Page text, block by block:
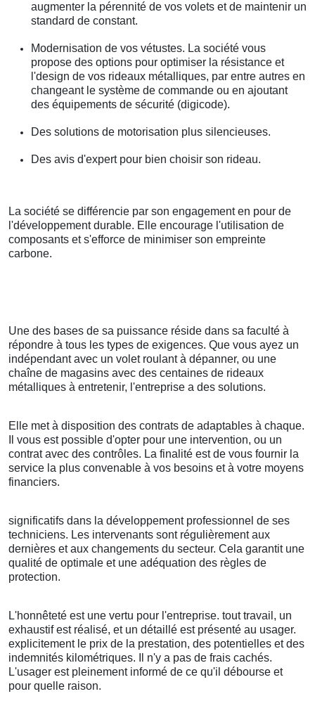
augmenter la pérennité de vos volets et de maintenir un
standard de constant.
Modernisation de vos vétustes. La société vous
propose des options pour optimiser la résistance et
l'design de vos rideaux métalliques, par entre autres en
changeant le système de commande ou en ajoutant
des équipements de sécurité (digicode).
Des solutions de motorisation plus silencieuses.
Des avis d'expert pour bien choisir son rideau.
La société se différencie par son engagement en pour de
l'développement durable. Elle encourage l'utilisation de
composants et s'efforce de minimiser son empreinte
carbone.
Une des bases de sa puissance réside dans sa faculté à
répondre à tous les types de exigences. Que vous ayez un
indépendant avec un volet roulant à dépanner, ou une
chaîne de magasins avec des centaines de rideaux
métalliques à entretenir, l'entreprise a des solutions.
Elle met à disposition des contrats de adaptables à chaque.
Il vous est possible d'opter pour une intervention, ou un
contrat avec des contrôles. La finalité est de vous fournir la
service la plus convenable à vos besoins et à votre moyens
financiers.
significatifs dans la développement professionnel de ses
techniciens. Les intervenants sont régulièrement aux
dernières et aux changements du secteur. Cela garantit une
qualité de optimale et une adéquation des règles de
protection.
L'honnêteté est une vertu pour l'entreprise. tout travail, un
exhaustif est réalisé, et un détaillé est présenté au usager.
explicitement le prix de la prestation, des potentielles et des
indemnités kilométriques. Il n'y a pas de frais cachés.
L'usager est pleinement informé de ce qu'il débourse et
pour quelle raison.